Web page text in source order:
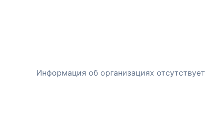
Информация об организациях отсутствует